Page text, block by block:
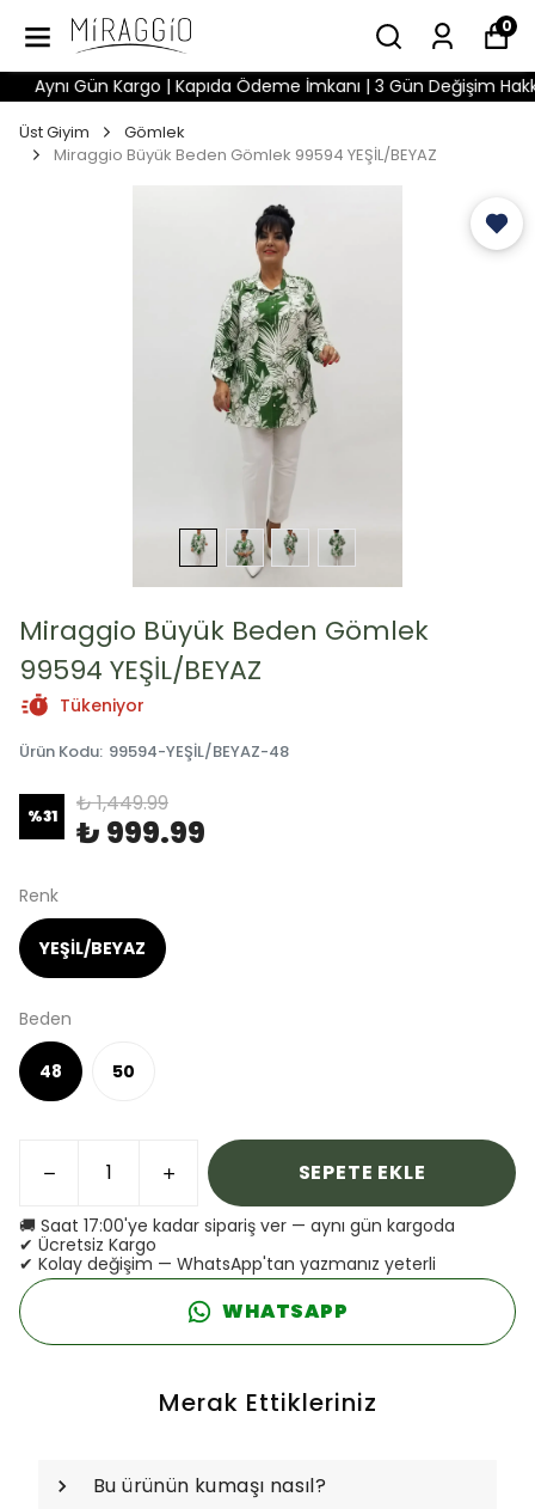
0
Aynı Gün Kargo | Kapıda Ödeme İmkanı | 3 Gün Değişim Hakkı |
Üst Giyim
Gömlek
Miraggio Büyük Beden Gömlek 99594 YEŞİL/BEYAZ
Miraggio Büyük Beden Gömlek
99594 YEŞİL/BEYAZ
Tükeniyor
Ürün Kodu: 99594-YEŞİL/BEYAZ-48
%31 ₺ 1,449.99
₺ 999.99
Renk
YEŞİL/BEYAZ
Beden
48 50
SEPETE EKLE
🚚 Saat 17:00'ye kadar sipariş ver — aynı gün kargoda
✔ Ücretsiz Kargo
✔ Kolay değişim — WhatsApp'tan yazmanız yeterli
WHATSAPP
Merak Ettikleriniz
Bu ürünün kumaşı nasıl?